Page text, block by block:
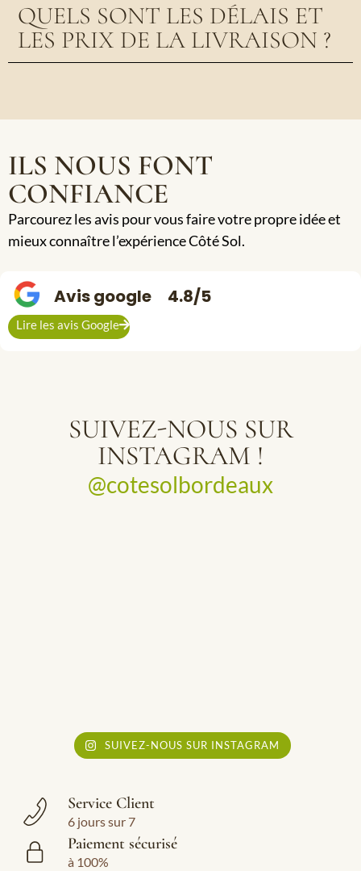
QUELS SONT LES DÉLAIS ET
LES PRIX DE LA LIVRAISON ?
ILS NOUS FONT
CONFIANCE
Parcourez les avis pour vous faire votre propre idée et
mieux connaître l’expérience Côté Sol.
Avis google 4.8/5
Lire les avis Google
SUIVEZ-NOUS SUR
INSTAGRAM !
@cotesolbordeaux
SUIVEZ-NOUS SUR INSTAGRAM
Service Client
6 jours sur 7
Paiement sécurisé
à 100%